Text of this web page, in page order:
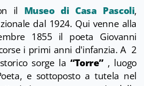
il Museo di Casa Pascoli,
dal 1924. Qui venne alla
1855 il poeta Giovanni
i primi anni d'infanzia. A 2
sorge la “Torre”, luogo
e sottoposto a tutela nel